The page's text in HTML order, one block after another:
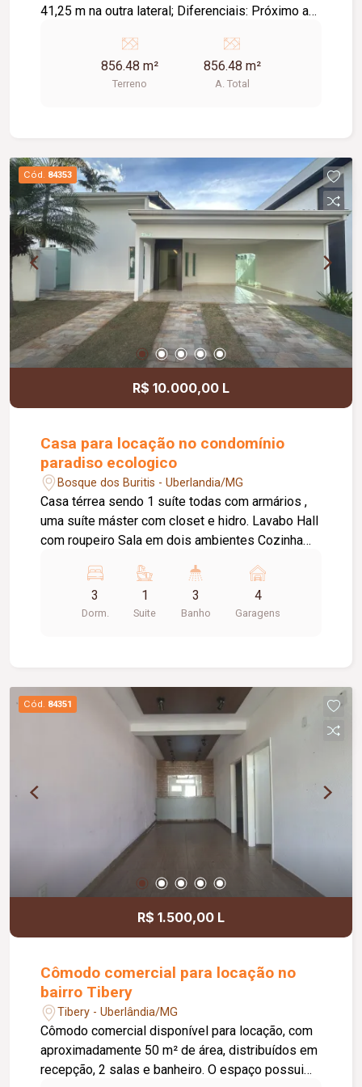
41,25 m na outra lateral; Diferenciais: Próximo a
ou investimento.
856.48 m²
Terreno
856.48 m²
A. Total
Cód. 84353
R$ 10.000,00 L
Casa para locação no condomínio
paradiso ecologico
Bosque dos Buritis - Uberlandia/MG
Casa térrea sendo 1 suíte todas com armários ,
uma suíte máster com closet e hidro. Lavabo Hall
com roupeiro Sala em dois ambientes Cozinha
churrasqueira. Banheiro externo. Área de serviço
4 Vagas de garagem
3
Dorm.
1
Suite
3
Banho
4
Garagens
Cód. 84351
R$ 1.500,00 L
Cômodo comercial para locação no
bairro Tibery
Tibery - Uberlândia/MG
Cômodo comercial disponível para locação, com
aproximadamente 50 m² de área, distribuídos em
recepção, 2 salas e banheiro. O espaço possui